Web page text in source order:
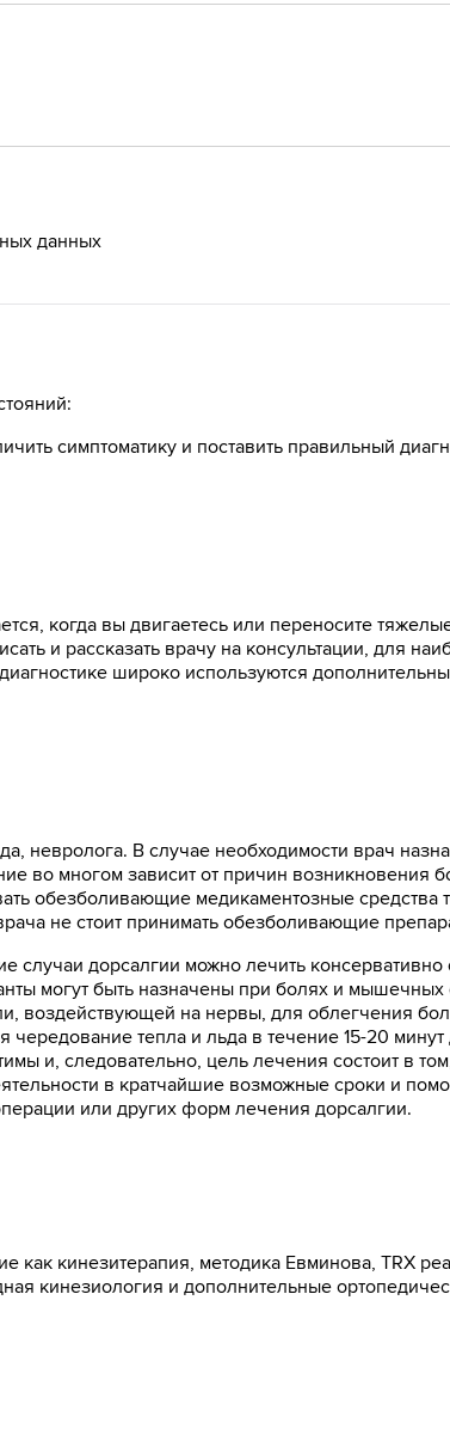
данных
симптоматику и поставить правильный
когда вы двигаетесь или переносите
и рассказать врачу на консультации, для
широко используются
невролога. В случае необходимости врач
во многом зависит от причин возникновения
обезболивающие медикаментозные средства
не стоит принимать обезболивающие
случаи дорсалгии можно лечить
могут быть назначены при болях и мышечных
воздействующей на нервы, для облегчения
тепла и льда в течение 15-20 минут
и, следовательно, цель лечения состоит в
в кратчайшие возможные сроки и
или других форм лечения дорсалгии.
как кинезитерапия, методика Евминова, TRX
кинезиология и дополнительные